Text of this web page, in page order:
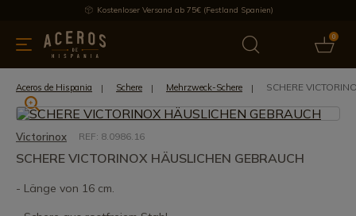
Kostenloser Versand ab 75€ (Festland Spanien)
0
Bietet Aktuelles Bestseller
Aceros de Hispania Schere Mehrzweck-Schere SCHERE
Victorinox REF: 8.0986.16
SCHERE VICTORINOX HÄUSLICHEN GEBRAUCH
- Länge von 16 cm.